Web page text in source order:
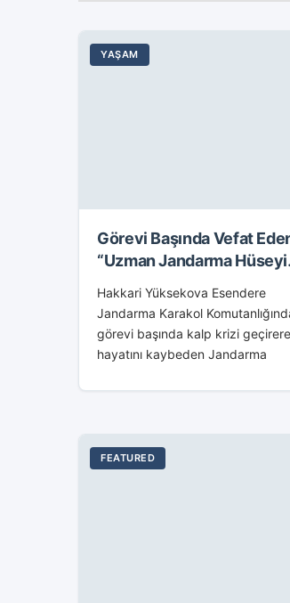
YAŞAM
Görevi Başında Vefat
“Uzman Jandarma
Uğurlandı
Hakkari Yüksekova Esendere
Jandarma Karakol
görevi başında kalp krizi
hayatını kaybeden Jandarma
yolculuğuna uğurlandı. Türk
Jandarma...
FEATURED